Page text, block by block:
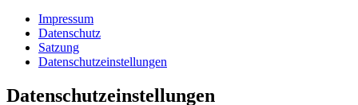
Impressum
Datenschutz
Satzung
Datenschutzeinstellungen
Datenschutzeinstellungen